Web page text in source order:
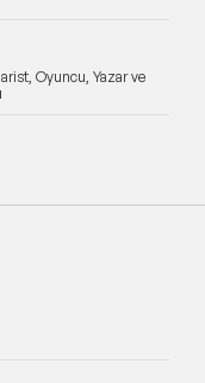
Oyuncu, Yazar ve